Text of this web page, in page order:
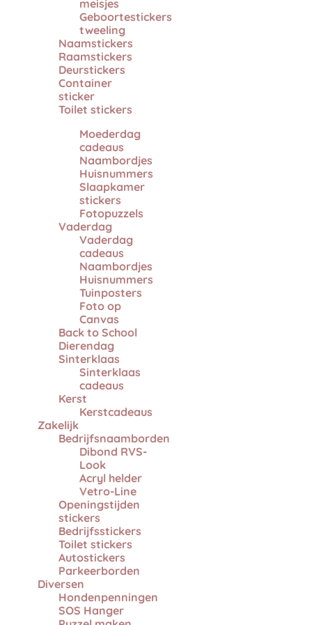
meisjes
Geboortestickers
tweeling
Naamstickers
Raamstickers
Deurstickers
Container
sticker
Toilet stickers
Moederdag
cadeaus
Naambordjes
Huisnummers
Slaapkamer
stickers
Fotopuzzels
Vaderdag
Vaderdag
cadeaus
Naambordjes
Huisnummers
Tuinposters
Foto op
Canvas
Back to School
Dierendag
Sinterklaas
Sinterklaas
cadeaus
Kerst
Kerstcadeaus
Zakelijk
Bedrijfsnaamborden
Dibond RVS-
Look
Acryl helder
Vetro-Line
Openingstijden
stickers
Bedrijfsstickers
Toilet stickers
Autostickers
Parkeerborden
Diversen
Hondenpenningen
SOS Hanger